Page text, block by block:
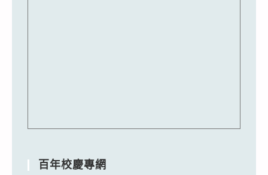
百年校慶專網